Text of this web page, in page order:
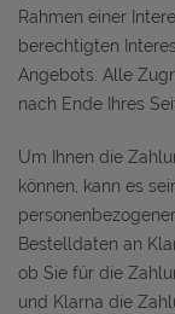
Rahmen einer
berechtigten
Angebots. Alle
nach Ende Ihres
Um Ihnen die
können, kann es
Bestelldaten an
ob Sie für die
und Klarna die